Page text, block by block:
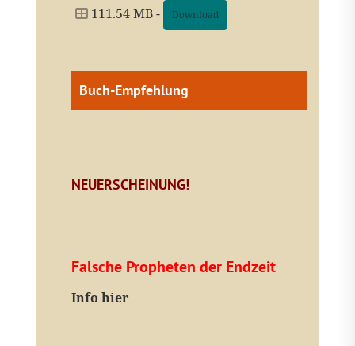
111.54 MB -
Download
Buch-Empfehlung
NEUERSCHEINUNG!
Falsche Propheten der Endzeit
Info hier